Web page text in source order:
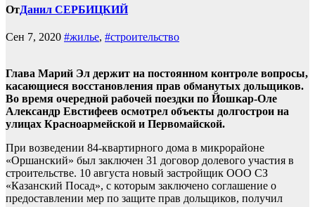
ОтДанил СЕРБИЦКИЙ
Сен 7, 2020 #жилье, #строительство
Глава Марий Эл держит на постоянном контроле вопросы,
касающиеся восстановления прав обманутых дольщиков.
Во время очередной рабочей поездки по Йошкар-Оле
Александр Евстифеев осмотрел объекты долгострои на
улицах Красноармейской и Первомайской.
При возведении 84-квартирного дома в микрорайоне
«Оршанский» был заключен 31 договор долевого участия в
строительстве. 10 августа новый застройщик ООО СЗ
«Казанский Посад», с которым заключено соглашение о
предоставлении мер по защите прав дольщиков, получил